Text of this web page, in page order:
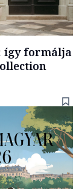
így formálja